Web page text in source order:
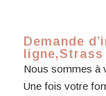
Demande
Nous sommes à
Une fois votre